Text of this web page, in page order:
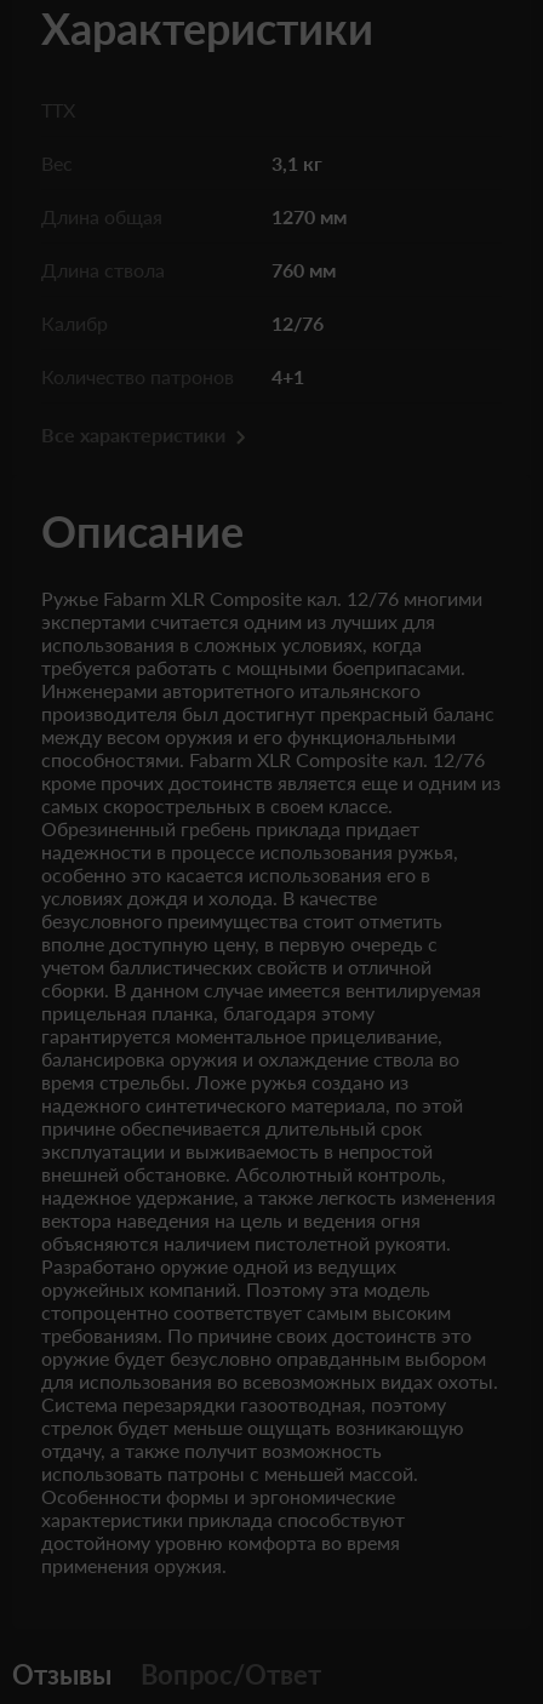
Характеристики
ТТХ
Вес 3,1 кг
Длина общая 1270 мм
Длина ствола 760 мм
Калибр 12/76
Количество патронов 4+1
Все характеристики
Описание
Ружье Fabarm XLR Composite кал. 12/76 многими
экспертами считается одним из лучших для
использования в сложных условиях, когда
требуется работать с мощными боеприпасами.
Инженерами авторитетного итальянского
производителя был достигнут прекрасный баланс
между весом оружия и его функциональными
способностями. Fabarm XLR Composite кал. 12/76
кроме прочих достоинств является еще и одним из
самых скорострельных в своем классе.
Обрезиненный гребень приклада придает
надежности в процессе использования ружья,
особенно это касается использования его в
условиях дождя и холода. В качестве
безусловного преимущества стоит отметить
вполне доступную цену, в первую очередь с
учетом баллистических свойств и отличной
сборки. В данном случае имеется вентилируемая
прицельная планка, благодаря этому
гарантируется моментальное прицеливание,
балансировка оружия и охлаждение ствола во
время стрельбы. Ложе ружья создано из
надежного синтетического материала, по этой
причине обеспечивается длительный срок
эксплуатации и выживаемость в непростой
внешней обстановке. Абсолютный контроль,
надежное удержание, а также легкость изменения
вектора наведения на цель и ведения огня
объясняются наличием пистолетной рукояти.
Разработано оружие одной из ведущих
оружейных компаний. Поэтому эта модель
стопроцентно соответствует самым высоким
требованиям. По причине своих достоинств это
оружие будет безусловно оправданным выбором
для использования во всевозможных видах охоты.
Система перезарядки газоотводная, поэтому
стрелок будет меньше ощущать возникающую
отдачу, а также получит возможность
использовать патроны с меньшей массой.
Особенности формы и эргономические
характеристики приклада способствуют
достойному уровню комфорта во время
применения оружия.
Отзывы Вопрос/Ответ